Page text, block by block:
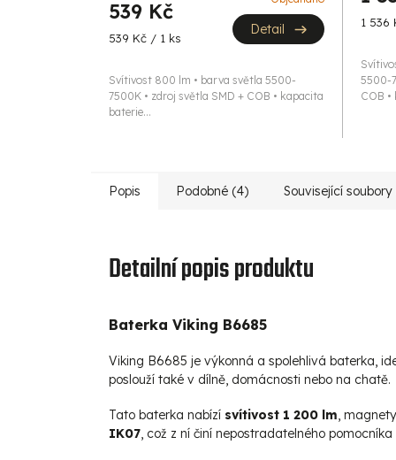
539 Kč
Měrná
539 Kč / 1 ks
Detail
Svítivost 800 lm • barva světla 5500-
7500K • zdroj světla SMD + COB • kapacita
baterie...
Měrná
1 536
5500-
COB •
Popis Podobné (4) Související soubory
Detailní popis produktu
Baterka Viking B6685
Viking B6685 je výkonná a spolehlivá baterka,
poslouží také v dílně, domácnosti nebo na chatě.
Tato baterka nabízí svítivost 1 200 lm,
IK07, což z ní činí nepostradatelného